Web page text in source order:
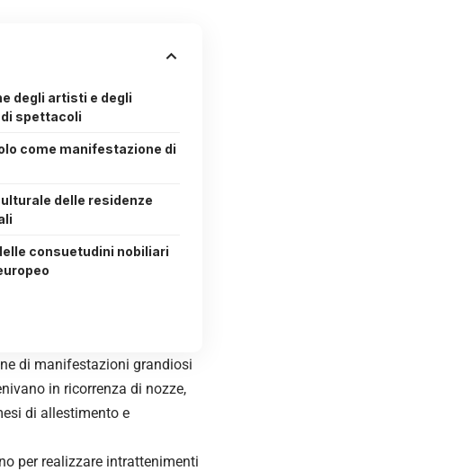
degli artisti e degli
spettacoli
come manifestazione di
delle residenze
consuetudini nobiliari
di manifestazioni grandiosi
in ricorrenza di nozze,
di allestimento e
per realizzare intrattenimenti